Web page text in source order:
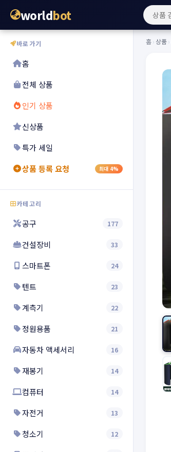
worldbot
바로가기
홈
전체 상품
인기 상품
신상품
특가 세일
상품 등록 요청
최대 4%
카테고리
공구 177
건설장비 33
스마트폰 24
텐트 23
계측기 22
정원용품 21
자동차 액세서리 16
재봉기 14
컴퓨터 14
자전거 13
청소기 12
홈›상품›